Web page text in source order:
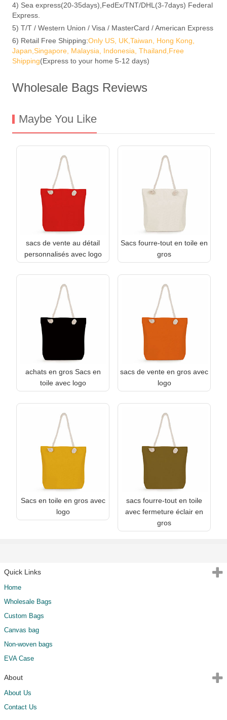
4) Sea express(20-35days),FedEx/TNT/DHL(3-7days) Federal
Express.
5) T/T / Western Union / Visa / MasterCard / American Express
6) Retail Free Shipping:Only US, UK,Taiwan, Hong Kong,
Japan,Singapore, Malaysia, Indonesia, Thailand,Free
Shipping(Express to your home 5-12 days)
Wholesale Bags Reviews
Maybe You Like
sacs de vente au détail
personnalisés avec logo
Sacs fourre-tout en toile en
gros
achats en gros Sacs en
toile avec logo
sacs de vente en gros avec
logo
Sacs en toile en gros avec
logo
sacs fourre-tout en toile
avec fermeture éclair en
gros
Quick Links
Home
Wholesale Bags
Custom Bags
Canvas bag
Non-woven bags
EVA Case
About
About Us
Contact Us